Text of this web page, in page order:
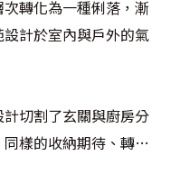
轉化為一種俐落，漸
計於室內與戶外的氣
切割了玄關與廚房分
樣的收納期待、轉換
表現，透過線板優雅